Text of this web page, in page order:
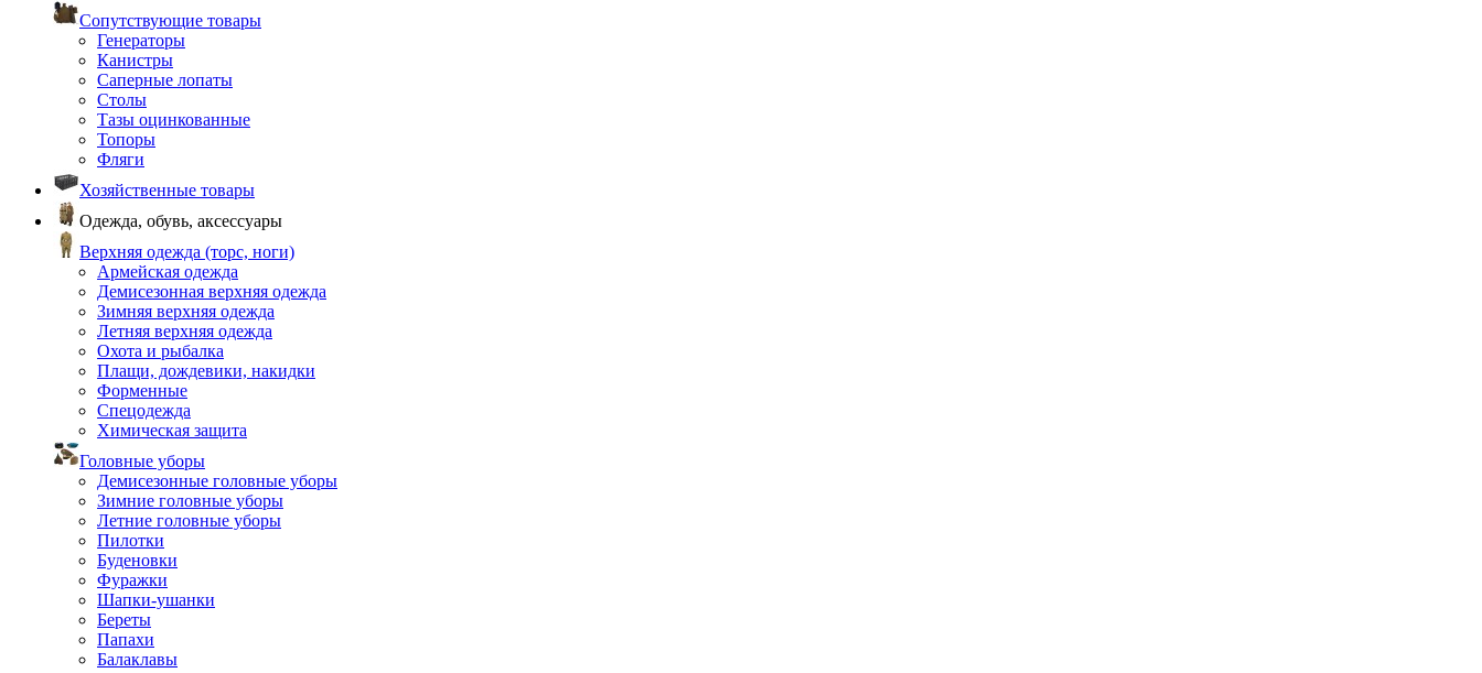
Сопутствующие товары
Генераторы
Канистры
Саперные лопаты
Столы
Тазы оцинкованные
Топоры
Фляги
Хозяйственные товары
Одежда, обувь, аксессуары
Верхняя одежда (торс, ноги)
Армейская одежда
Демисезонная верхняя одежда
Зимняя верхняя одежда
Летняя верхняя одежда
Охота и рыбалка
Плащи, дождевики, накидки
Форменные
Спецодежда
Химическая защита
Головные уборы
Демисезонные головные уборы
Зимние головные уборы
Летние головные уборы
Пилотки
Буденовки
Фуражки
Шапки-ушанки
Береты
Папахи
Балаклавы